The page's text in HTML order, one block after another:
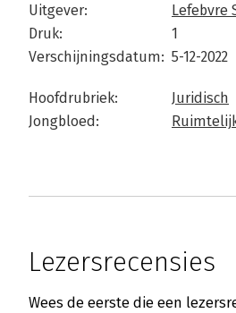
Uitgever:
Lefebvre
Druk:
1
Verschijningsdatum: 5-12-2022
Hoofdrubriek:
Juridisch
Jongbloed:
Lezersrecensies
Wees de eerste die een